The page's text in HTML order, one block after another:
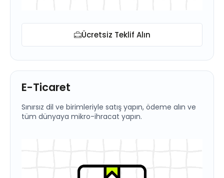
Ücretsiz Teklif Alın
E-Ticaret
Sınırsız dil ve birimleriyle satış yapın, ödeme alın ve
tüm dünyaya mikro-ihracat yapın.